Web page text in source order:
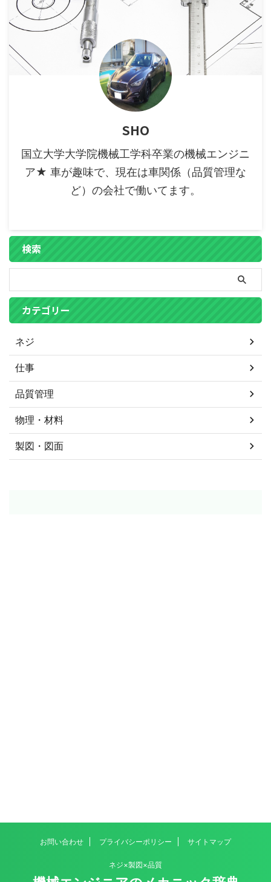
SHO
国立大学大学院機械工学科卒業の機械エンジニ
ア★ 車が趣味で、現在は車関係（品質管理な
ど）の会社で働いてます。
検索
カテゴリー
ネジ
仕事
品質管理
物理・材料
製図・図面
お問い合わせ プライバシーポリシー サイトマップ
ネジ×製図×品質